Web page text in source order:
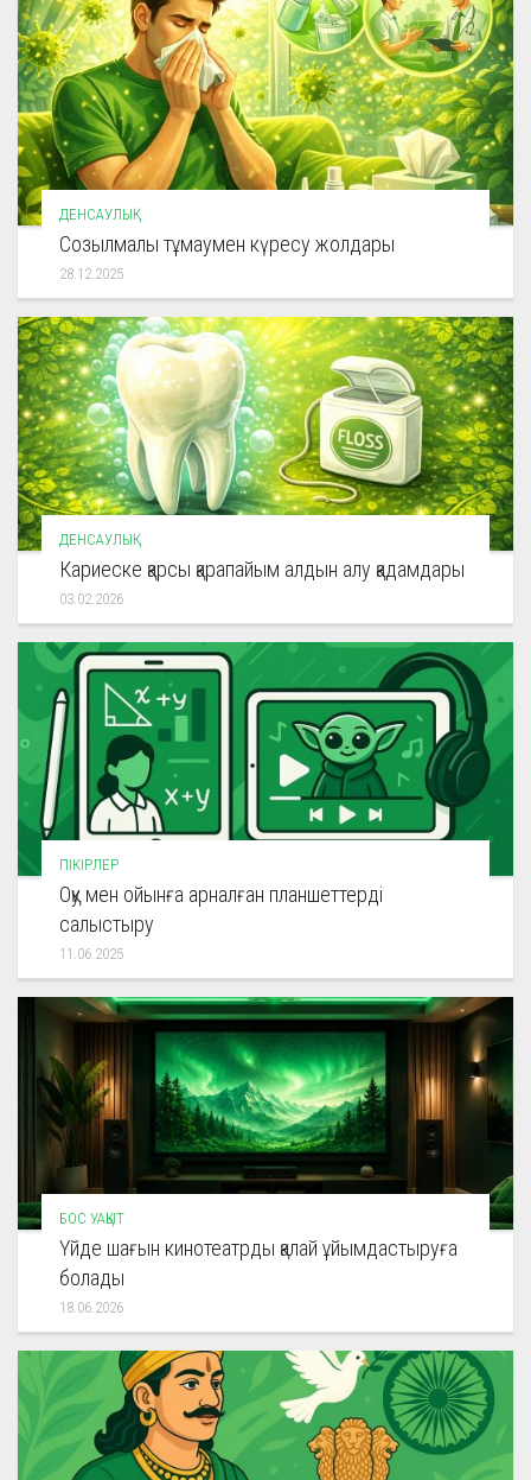
ДЕНСАУЛЫҚ
Созылмалы тұмаумен күресу жолдары
28.12.2025
ДЕНСАУЛЫҚ
Кариеске қарсы қарапайым алдын алу қадамдары
03.02.2026
ПІКІРЛЕР
Оқу мен ойынға арналған планшеттерді
салыстыру
11.06.2025
БОС УАҚЫТ
Үйде шағын кинотеатрды қалай ұйымдастыруға
болады
18.06.2026